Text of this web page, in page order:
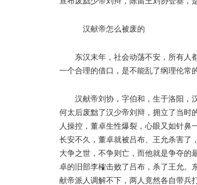
汉献帝怎么被废的
东汉末年，社会动荡不安，所有人
一个合理的借口，是不能乱了纲理伦常的
汉献帝刘协，字伯和，生于洛阳，
何太后废黜了汉少帝刘辩，拥立了当时
人操控，董卓生性爆裂，心眼又如针鼻
长安不久，董卓就被吕布、王允杀害了
大争之世，不争则亡，而他就是争夺的
卓的旧部李榷击败了吕布，杀了王允。
献帝派人调解不下，两人竟然各自带兵